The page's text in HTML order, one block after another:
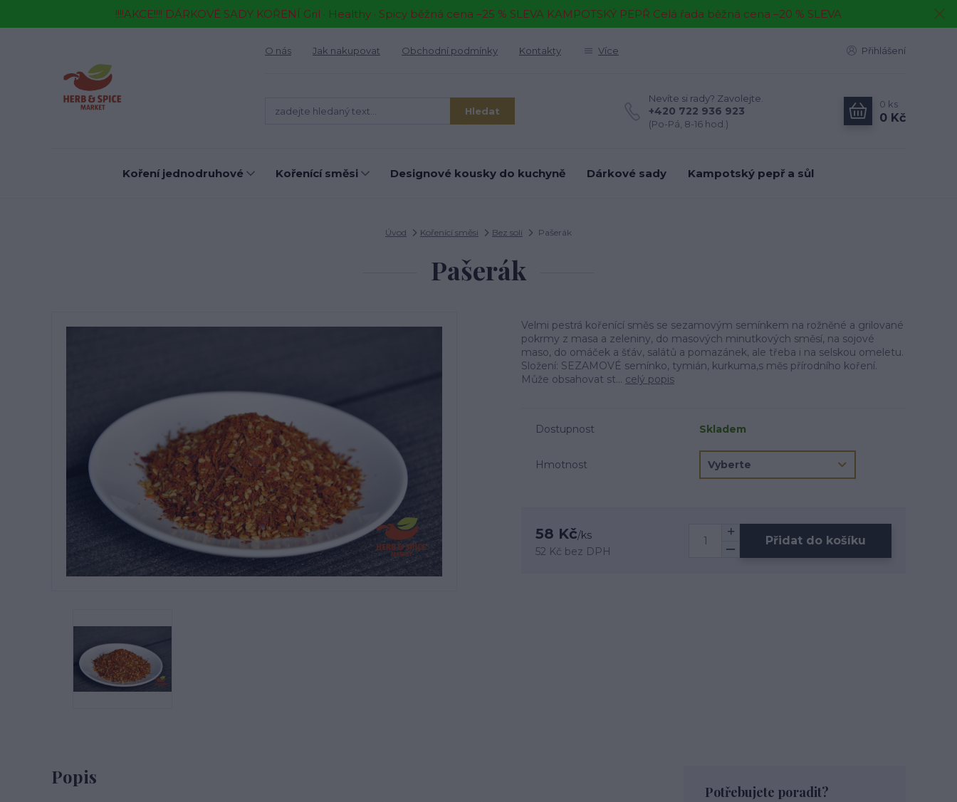
!!!!AKCE!!!! DÁRKOVÉ SADY KOŘENÍ Gril · Healthy · Spicy běžná cena –25 % SLEVA KAMPOTSKÝ PEPŘ Celá řada běžná cena –20 % SLEVA
O nás Jak nakupovat Obchodní podmínky Kontakty Více Přihlášení
Hledat
Nevíte si rady? Zavolejte.
+420 722 936 923
(Po-Pá, 8-16 hod.)
0 ks
0 Kč
Koření jednodruhové Kořenící směsi Designové kousky do kuchyně Dárkové sady Kampotský pepř a sůl
Úvod Kořenící směsi Bez soli Pašerák
Pašerák
Velmi pestrá kořenící směs se sezamovým semínkem na rožněné a grilované
pokrmy z masa a zeleniny, do masových minutkových směsí, na sojové
maso, do omáček a šťáv, salátů a pomazánek, ale třeba i na selskou omeletu.
Složení: SEZAMOVÉ semínko, tymián, kurkuma,s měs přírodního koření.
Může obsahovat st... celý popis
Dostupnost Skladem
Hmotnost
58 Kč/ks
52 Kč bez DPH
Přidat do košíku
Popis
Potřebujete poradit?